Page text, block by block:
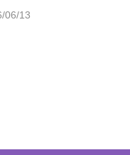
06/13